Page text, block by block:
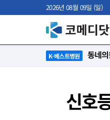
2026년 08월 09일 (일)
K-베스트병원 “절대
신호